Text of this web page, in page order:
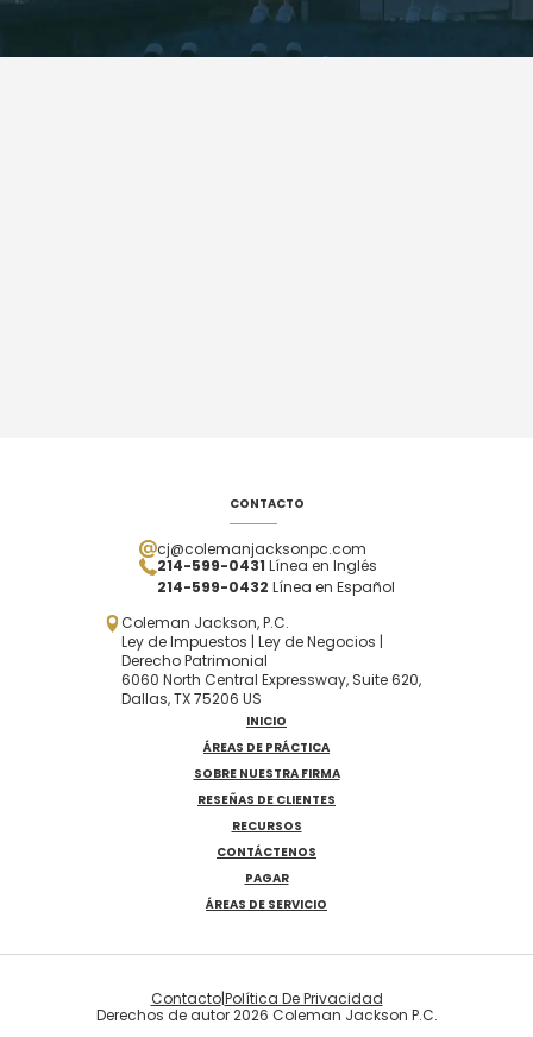
CONTACTO
cj@colemanjacksonpc.com
214-599-0431 Línea en Inglés
214-599-0432 Línea en Español
Coleman Jackson, P.C.
Ley de Impuestos | Ley de Negocios |
Derecho Patrimonial
6060 North Central Expressway, Suite 620,
Dallas, TX 75206 US
INICIO
ÁREAS DE PRÁCTICA
SOBRE NUESTRA FIRMA
RESEÑAS DE CLIENTES
RECURSOS
CONTÁCTENOS
PAGAR
ÁREAS DE SERVICIO
Derechos de autor 2026 Coleman Jackson P.C.
Contacto|Política De Privacidad